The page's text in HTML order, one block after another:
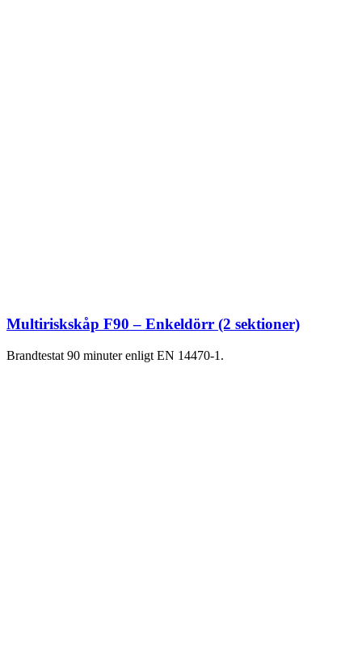
Multiriskskåp F90 – Enkeldörr (2 sektioner)
Brandtestat 90 minuter enligt EN 14470-1.